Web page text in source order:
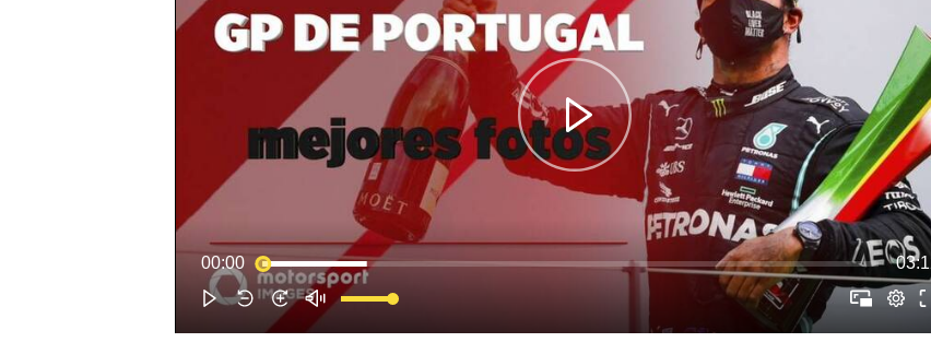
MOTOGP
00:00